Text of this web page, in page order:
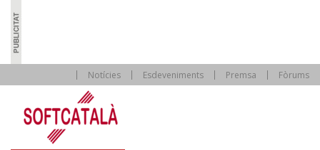
Notícies Esdeveniments Premsa Fòrums